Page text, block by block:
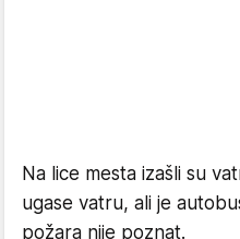
Na lice mesta izašli su
ugase vatru, ali je
požara nije poznat.